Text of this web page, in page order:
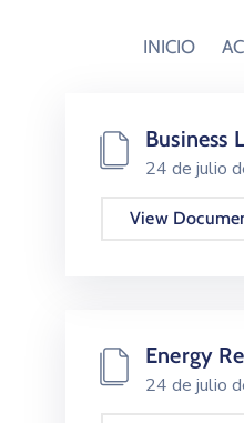
INICIO
Business
24 de julio
View
Energy
24 de julio